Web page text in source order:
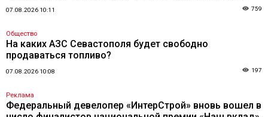
07.08.2026 10:11 759
Общество
На каких АЗС Севастополя будет свободно
продаваться топливо?
07.08.2026 10:08 197
Реклама
Федеральный девелопер «ИнтерСтрой» вновь вошел в